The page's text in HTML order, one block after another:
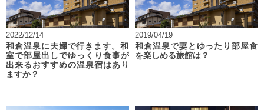
2022/12/14
和倉温泉に夫婦で行きます。和
室で部屋出しでゆっくり食事が
出来るおすすめの温泉宿はあり
ますか？
2019/04/19
和倉温泉で妻とゆったり部屋食
を楽しめる旅館は？